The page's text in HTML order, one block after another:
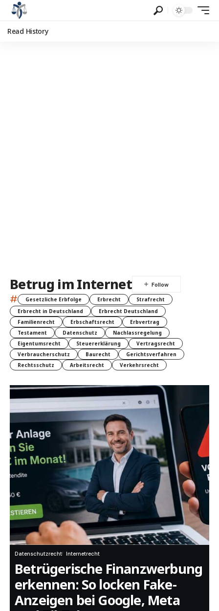
Read History
Betrug im Internet
# Gesetzliche Erbfolge Erbrecht
Strafrecht
Erbrecht in Deutschland
Erbrecht Deutschland
Familienrecht
Erbschaftsrecht
Erbvertrag
Testament
Datenschutz
Nachlassregelung
Eigentumsrecht
Steuererklärung
Vertragsrecht
Verbraucherschutz
Baurecht
Gerichtsverfahren
Rechtsschutz
Arbeitsrecht Verkehrsrecht
Datenschutzrecht Internetrecht
Betrügerische Finanzwerbung
erkennen: So locken Fake-
Anzeigen bei Google, Meta